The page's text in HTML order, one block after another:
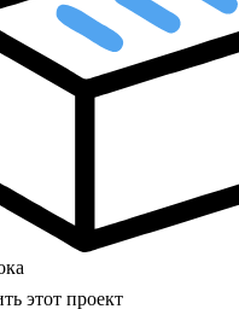
этот проект